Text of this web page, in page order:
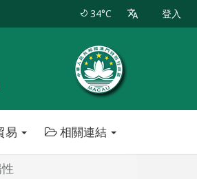
34°C 登入
易 相關連結